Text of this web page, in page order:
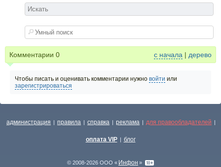
Комментарии 0 с начала | дерево
Чтобы писать и оценивать комментарии нужно войти или
зарегистрироваться
администрация | правила | справка | реклама | для правообладателей |
оплата VIP | блог
© 2008-2026 ООО « Инфон »